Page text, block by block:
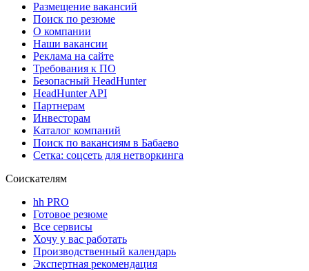
Размещение вакансий
Поиск по резюме
О компании
Наши вакансии
Реклама на сайте
Требования к ПО
Безопасный HeadHunter
HeadHunter API
Партнерам
Инвесторам
Каталог компаний
Поиск по вакансиям в Бабаево
Сетка: соцсеть для нетворкинга
Соискателям
hh PRO
Готовое резюме
Все сервисы
Хочу у вас работать
Производственный календарь
Экспертная рекомендация